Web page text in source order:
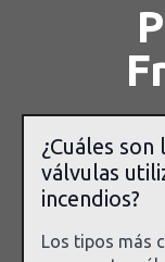
¿Cuáles
válvulas
incendios?
Los tipos más